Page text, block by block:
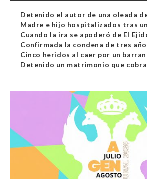
Cuando la ira se apoderó de El